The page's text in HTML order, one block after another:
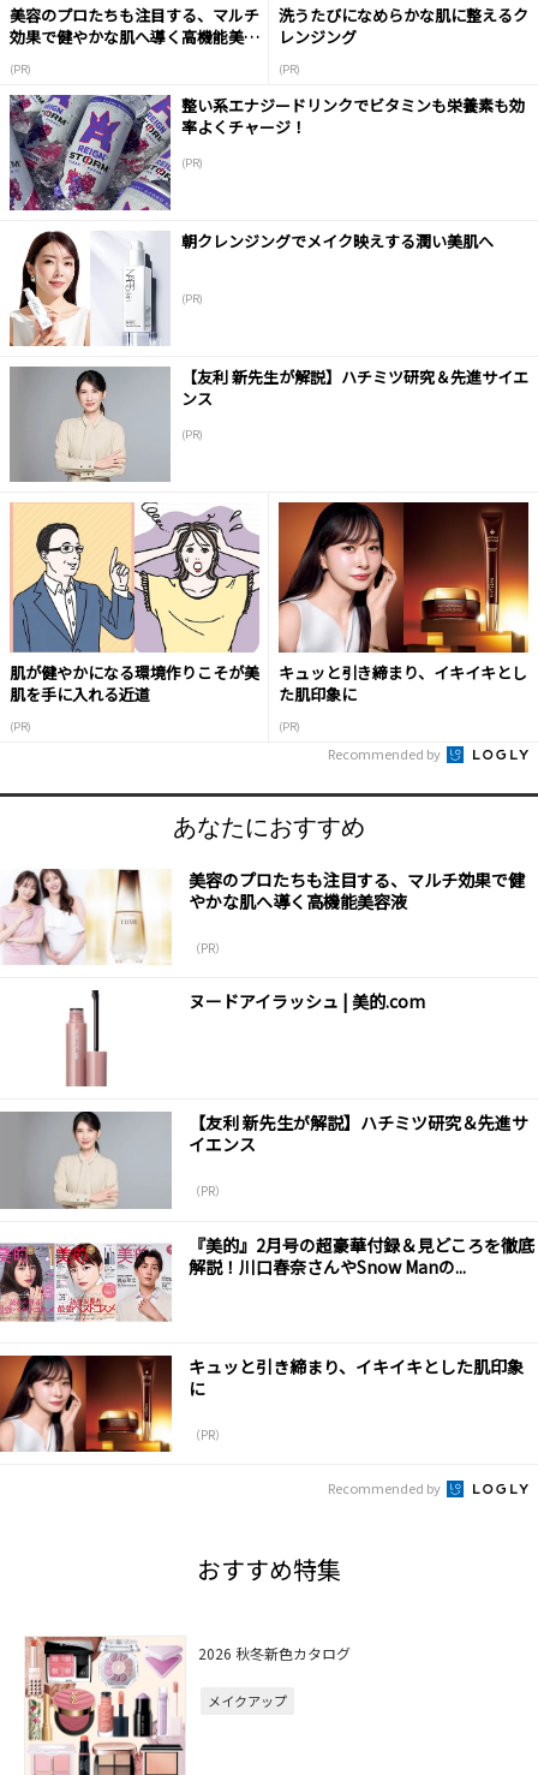
美容のプロたちも注目する、マルチ
効果で健やかな肌へ導く高機能美容
(PR)
洗うたびになめらかな肌に整えるク
レンジング
(PR)
整い系エナジードリンクでビタミンも栄養素も効
率よくチャージ！
(PR)
朝クレンジングでメイク映えする潤い美肌へ
(PR)
【友利 新先生が解説】ハチミツ研究＆先進サイエ
ンス
(PR)
肌が健やかになる環境作りこそが美
肌を手に入れる近道
(PR)
キュッと引き締まり、イキイキとし
た肌印象に
(PR)
Recommended by
あなたにおすすめ
美容のプロたちも注目する、マルチ効果で健
やかな肌へ導く高機能美容液
（PR）
ヌードアイラッシュ | 美的.com
【友利 新先生が解説】ハチミツ研究＆先進サ
イエンス
（PR）
『美的』2月号の超豪華付録＆見どころを徹底
解説！川口春奈さんやSnow Manの...
キュッと引き締まり、イキイキとした肌印象
に
（PR）
Recommended by
おすすめ特集
2026 秋冬新色カタログ
メイクアップ